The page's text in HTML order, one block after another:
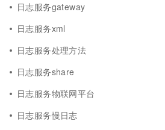
日志服务gateway
日志服务xml
日志服务处理方法
日志服务share
日志服务物联网平台
日志服务慢日志